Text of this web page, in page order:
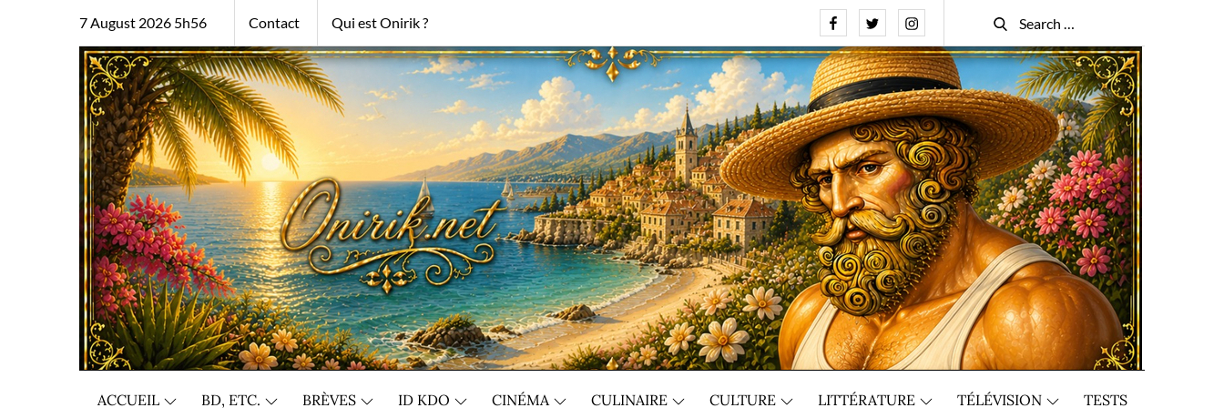
7 August 2026 5h56 Contact Qui est Onirik ? FacebookTwitterInstagram
Search
for:
Search
ACCUEIL BD, ETC. BRÈVES ID KDO CINÉMA CULINAIRE CULTURE LITTÉRATURE TÉLÉVISION TESTS